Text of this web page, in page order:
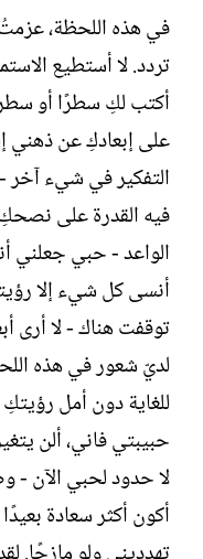
ب
في هذه اللحظة،
تردد. لا أستطيع
أكتب لكِ سطرًا أو
على إبعادكِ عن ذهني
التفكير في شيء
فيه القدرة على
الواعد - حبي جعلني
أنسى كل شيء إلا
توقفت هناك - لا أرى
لديّ شعور في هذه
للغاية دون أمل
حبيبتي فاني، ألن
لا حدود لحبي الآن -
أكون أكثر سعادة